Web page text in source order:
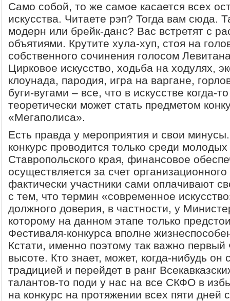
Само собой, то же самое касается всех
искусства. Читаете рэп? Тогда вам сюда.
модерн или брейк-данс? Вас встретят с
объятиями. Крутите хула-хуп, стоя на
собственного сочинения голосом
Цирковое искусство, ходьба на ходулях,
клоунада, пародия, игра на варгане,
буги-вугами – все, что в искусстве когда-
теоретически может стать предметом
«Мегаполиса».
Есть правда у мероприятия и свои
конкурс проводится только среди
Ставропольского края, финансовое
осуществляется за счет
фактически участники сами оплачивают
с тем, что термин «современное
должного доверия, в частности, у
которому на данном этапе только
Фестиваля-конкурса вполне
Кстати, именно поэтому так важно
высоте. Кто знает, может, когда-нибудь он
традицией и перейдет в ранг
талантов-то поди у нас на все СКФО в
на конкурс на протяжении всех пяти